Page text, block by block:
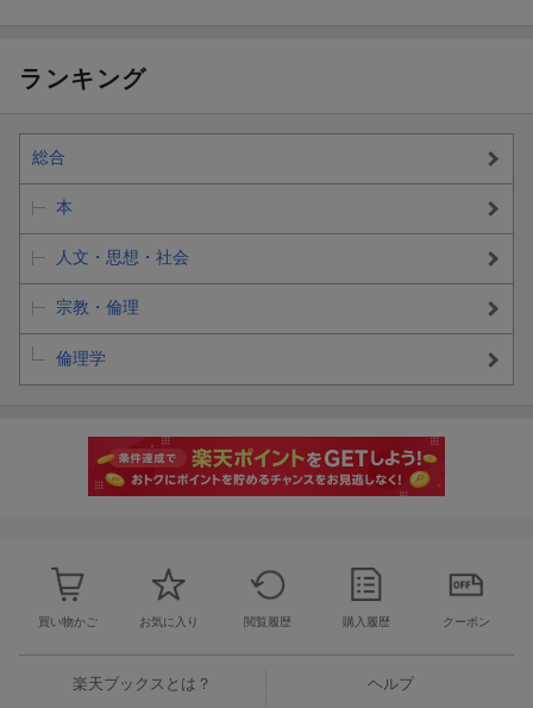
ランキング
総合
本
人文・思想・社会
宗教・倫理
倫理学
買い物かご お気に入り 閲覧履歴 購入履歴 クーポン
楽天ブックスとは？ ヘルプ